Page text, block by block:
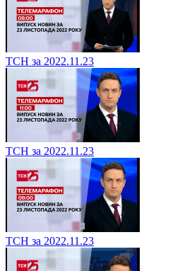
ТСН за 2022.11.23
ТСН за 2022.11.23
ТСН за 2022.11.23